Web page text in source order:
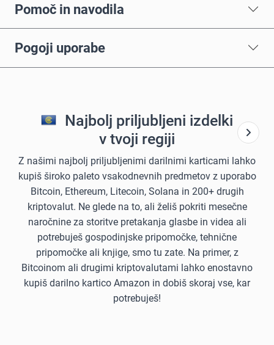
Pomoč in navodila
Pogoji uporabe
Najbolj priljubljeni izdelki
v tvoji regiji
Z našimi najbolj priljubljenimi darilnimi karticami lahko
kupiš široko paleto vsakodnevnih predmetov z uporabo
Bitcoin, Ethereum, Litecoin, Solana in 200+ drugih
kriptovalut. Ne glede na to, ali želiš pokriti mesečne
naročnine za storitve pretakanja glasbe in videa ali
potrebuješ gospodinjske pripomočke, tehnične
pripomočke ali knjige, smo tu zate. Na primer, z
Bitcoinom ali drugimi kriptovalutami lahko enostavno
kupiš darilno kartico Amazon in dobiš skoraj vse, kar
potrebuješ!